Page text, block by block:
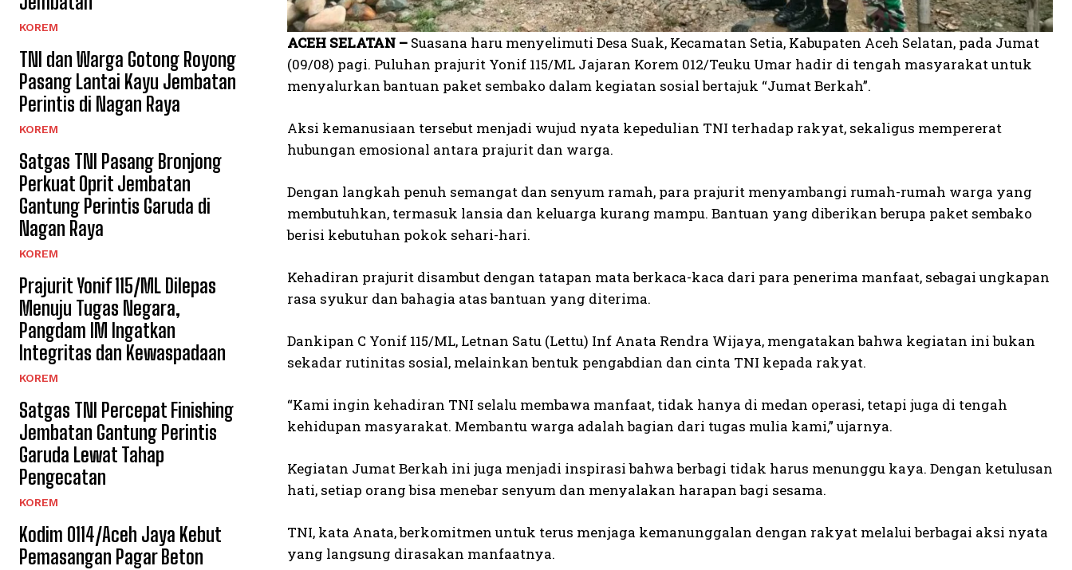
KOREM
TNI dan Warga Gotong Royong
Pasang Lantai Kayu Jembatan
Perintis di Nagan Raya
KOREM
Satgas TNI Pasang Bronjong
Perkuat Oprit Jembatan
Gantung Perintis Garuda di
Nagan Raya
KOREM
Prajurit Yonif 115/ML Dilepas
Menuju Tugas Negara,
Pangdam IM Ingatkan
Integritas dan Kewaspadaan
KOREM
Satgas TNI Percepat Finishing
Jembatan Gantung Perintis
Garuda Lewat Tahap
Pengecatan
KOREM
Kodim 0114/Aceh Jaya Kebut
Pemasangan Pagar Beton
ACEH SELATAN – Suasana haru menyelimuti Desa Suak, Kecamatan Setia, Kabupaten Aceh Selatan, pada Jumat
(09/08) pagi. Puluhan prajurit Yonif 115/ML Jajaran Korem 012/Teuku Umar hadir di tengah masyarakat untuk
menyalurkan bantuan paket sembako dalam kegiatan sosial bertajuk “Jumat Berkah”.
Aksi kemanusiaan tersebut menjadi wujud nyata kepedulian TNI terhadap rakyat, sekaligus mempererat
hubungan emosional antara prajurit dan warga.
Dengan langkah penuh semangat dan senyum ramah, para prajurit menyambangi rumah-rumah warga yang
membutuhkan, termasuk lansia dan keluarga kurang mampu. Bantuan yang diberikan berupa paket sembako
berisi kebutuhan pokok sehari-hari.
Kehadiran prajurit disambut dengan tatapan mata berkaca-kaca dari para penerima manfaat, sebagai ungkapan
rasa syukur dan bahagia atas bantuan yang diterima.
Dankipan C Yonif 115/ML, Letnan Satu (Lettu) Inf Anata Rendra Wijaya, mengatakan bahwa kegiatan ini bukan
sekadar rutinitas sosial, melainkan bentuk pengabdian dan cinta TNI kepada rakyat.
“Kami ingin kehadiran TNI selalu membawa manfaat, tidak hanya di medan operasi, tetapi juga di tengah
kehidupan masyarakat. Membantu warga adalah bagian dari tugas mulia kami,” ujarnya.
Kegiatan Jumat Berkah ini juga menjadi inspirasi bahwa berbagi tidak harus menunggu kaya. Dengan ketulusan
hati, setiap orang bisa menebar senyum dan menyalakan harapan bagi sesama.
TNI, kata Anata, berkomitmen untuk terus menjaga kemanunggalan dengan rakyat melalui berbagai aksi nyata
yang langsung dirasakan manfaatnya.